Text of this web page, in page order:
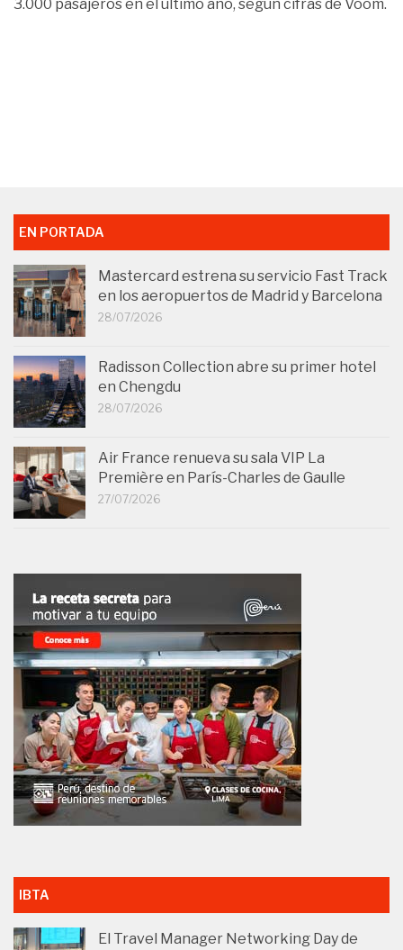
3.000 pasajeros en el último año, según cifras de Voom.
EN PORTADA
Mastercard estrena su servicio Fast Track
en los aeropuertos de Madrid y Barcelona
28/07/2026
Radisson Collection abre su primer hotel
en Chengdu
28/07/2026
Air France renueva su sala VIP La
Première en París-Charles de Gaulle
27/07/2026
IBTA
El Travel Manager Networking Day de